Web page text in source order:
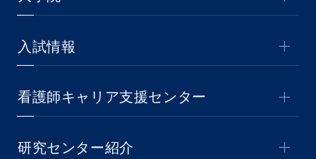
入試情報
看護師キャリア支援センター
研究センター紹介